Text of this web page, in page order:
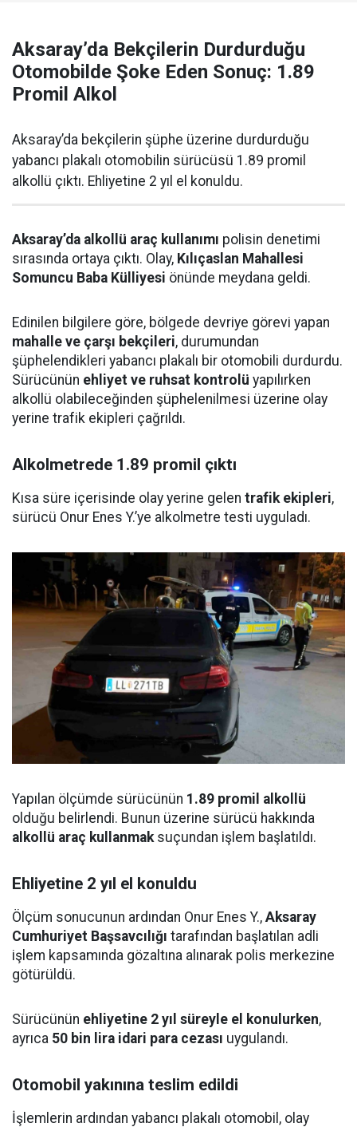
Aksaray’da Bekçilerin Durdurduğu
Otomobilde Şoke Eden Sonuç: 1.89
Promil Alkol
Aksaray’da bekçilerin şüphe üzerine durdurduğu
yabancı plakalı otomobilin sürücüsü 1.89 promil
alkollü çıktı. Ehliyetine 2 yıl el konuldu.
Aksaray’da alkollü araç kullanımı polisin denetimi
sırasında ortaya çıktı. Olay, Kılıçaslan Mahallesi
Somuncu Baba Külliyesi önünde meydana geldi.
Edinilen bilgilere göre, bölgede devriye görevi yapan
mahalle ve çarşı bekçileri, durumundan
şüphelendikleri yabancı plakalı bir otomobili durdurdu.
Sürücünün ehliyet ve ruhsat kontrolü yapılırken
alkollü olabileceğinden şüphelenilmesi üzerine olay
yerine trafik ekipleri çağrıldı.
Alkolmetrede 1.89 promil çıktı
Kısa süre içerisinde olay yerine gelen trafik ekipleri,
sürücü Onur Enes Y.’ye alkolmetre testi uyguladı.
Yapılan ölçümde sürücünün 1.89 promil alkollü
olduğu belirlendi. Bunun üzerine sürücü hakkında
alkollü araç kullanmaksuçundan işlem başlatıldı.
Ehliyetine 2 yıl el konuldu
Ölçüm sonucunun ardından Onur Enes Y., Aksaray
Cumhuriyet Başsavcılığı tarafından başlatılan adli
işlem kapsamında gözaltına alınarak polis merkezine
götürüldü.
Sürücünün ehliyetine 2 yıl süreyle el konulurken,
ayrıca 50 bin lira idari para cezası uygulandı.
Otomobil yakınına teslim edildi
İşlemlerin ardından yabancı plakalı otomobil, olay